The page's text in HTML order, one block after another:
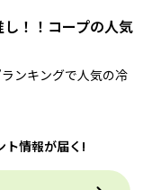
し！！コープの人気
ンキングで人気の冷
ト情報が届く!